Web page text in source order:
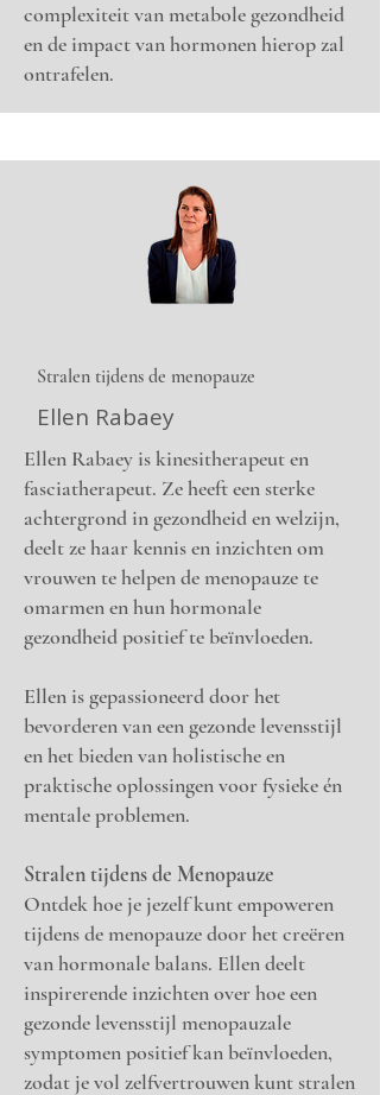
complexiteit van metabole gezondheid
en de impact van hormonen hierop zal
ontrafelen.
Stralen tijdens de menopauze
Ellen Rabaey
Ellen Rabaey is kinesitherapeut en
fasciatherapeut. Ze heeft een sterke
achtergrond in gezondheid en welzijn,
deelt ze haar kennis en inzichten om
vrouwen te helpen de menopauze te
omarmen en hun hormonale
gezondheid positief te beïnvloeden.
Ellen is gepassioneerd door het
bevorderen van een gezonde levensstijl
en het bieden van holistische en
praktische oplossingen voor fysieke én
mentale problemen.
Stralen tijdens de Menopauze
Ontdek hoe je jezelf kunt empoweren
tijdens de menopauze door het creëren
van hormonale balans. Ellen deelt
inspirerende inzichten over hoe een
gezonde levensstijl menopauzale
symptomen positief kan beïnvloeden,
zodat je vol zelfvertrouwen kunt stralen